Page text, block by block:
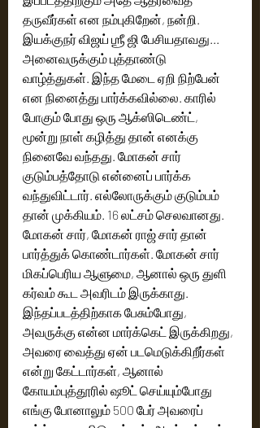
தருவீர்கள் என நம்புகிறேன், நன்றி.
இயக்குநர் விஜய் ஶ்ரீ ஜி பேசியதாவது...
அனைவருக்கும் புத்தாண்டு
வாழ்த்துகள். இந்த மேடை ஏறி நிற்பேன்
என நினைத்து பார்க்கவில்லை. காரில்
போகும் போது ஒரு ஆக்ஸிடெண்ட்,
மூன்று நாள் கழித்து தான் எனக்கு
நினைவே வந்தது. மோகன் சார்
குடும்பத்தோடு என்னைப் பார்க்க
வந்துவிட்டார். எல்லோருக்கும் குடும்பம்
தான் முக்கியம். 16 லட்சம் செலவானது.
மோகன் சார், மோகன் ராஜ் சார் தான்
பார்த்துக் கொண்டார்கள். மோகன் சார்
மிகப்பெரிய ஆளுமை, ஆனால் ஒரு துளி
கர்வம் கூட அவரிடம் இருக்காது.
இந்தப்படத்திற்காக பேசும்போது,
அவருக்கு என்ன மார்க்கெட் இருக்கிறது,
அவரை வைத்து ஏன் படமெடுக்கிறீர்கள்
என்று கேட்டார்கள், ஆனால்
கோயம்புத்தூரில் ஷூட் செய்யும்போது
எங்கு போனாலும் 500 பேர் அவரைப்